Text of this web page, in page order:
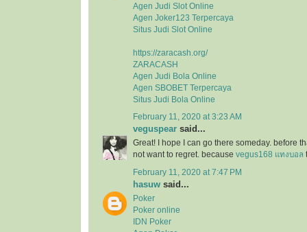
Agen Judi Slot Online
Agen Joker123 Terpercaya
Situs Judi Slot Online
https://zaracash.org/
ZARACASH
Agen Judi Bola Online
Agen SBOBET Terpercaya
Situs Judi Bola Online
February 11, 2020 at 3:23 AM
veguspear said...
Great! I hope I can go there someday. before
not want to regret. because vegus168 แทงบอล
February 11, 2020 at 7:47 PM
hasuw said...
Poker
Poker online
IDN Poker